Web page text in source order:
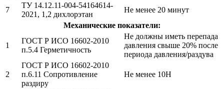
7
ТУ 14.12.11-004-54164614-
2021, 1,2 дихлорэтан
Не менее 20 минут
Механические показатели:
1
ГОСТ Р ИСО 16602-2010
п.5.4 Герметичность
Не должны иметь перепада
давления свыше 20% после
периода давления/раздува
2
ГОСТ Р ИСО 16602-2010
п.6.11 Сопротивление
раздиру
Не менее 10Н